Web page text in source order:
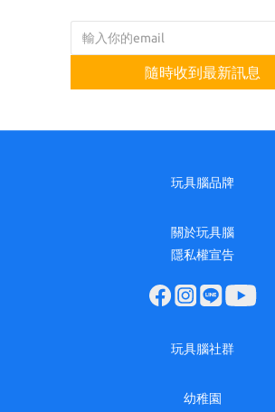
隨時收到最新訊息
玩具腦品牌
關於玩具腦
隱私權宣告
玩具腦社群
幼稚園